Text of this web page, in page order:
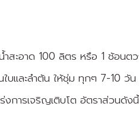
ะอาด 100 ลิตร หรือ 1 ช้อนตว
และลำต้น ให้ชุ่ม ทุกๆ 7-10 วั
งการเจริญเติบโต อัตราส่วนดังนี้